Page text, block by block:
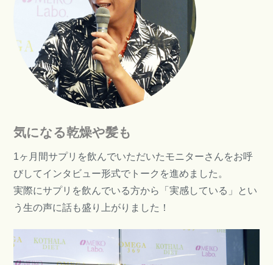
気になる乾燥や髪も
1ヶ月間サプリを飲んでいただいたモニターさんをお呼
びしてインタビュー形式でトークを進めました。
実際にサプリを飲んでいる方から「実感している」とい
う生の声に話も盛り上がりました！